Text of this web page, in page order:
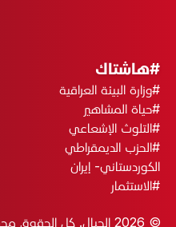
#هاشتاك
#وزارة البيئة العراقية
#حياة المشاهير
#التلوث الإشعاعي
#الحزب الديمقراطي
الكوردستاني- إيران
#الاستثمار
© 2026 الجبال. كل الحقوق محفوظة.